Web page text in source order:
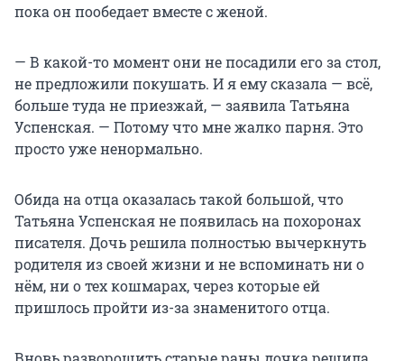
пока он пообедает вместе с женой.
— В какой-то момент они не посадили его за стол,
не предложили покушать. И я ему сказала — всё,
больше туда не приезжай, — заявила Татьяна
Успенская. — Потому что мне жалко парня. Это
просто уже ненормально.
Обида на отца оказалась такой большой, что
Татьяна Успенская не появилась на похоронах
писателя. Дочь решила полностью вычеркнуть
родителя из своей жизни и не вспоминать ни о
нём, ни о тех кошмарах, через которые ей
пришлось пройти из-за знаменитого отца.